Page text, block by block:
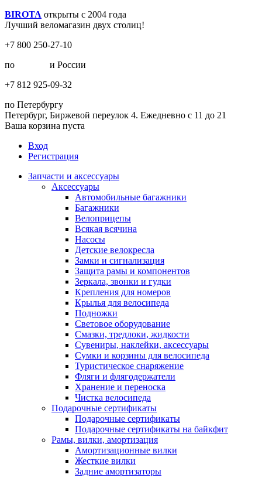
BIROTA открыты с 2004 года
Лучший веломагазин двух столиц!
+7 800 250-27-10
по
и России
+7 812 925-09-32
по Петербургу
Петербург, Биржевой переулок 4. Ежедневно с 11 до 21
Ваша корзина пуста
Вход
Регистрация
Запчасти и аксессуары
Аксессуары
Автомобильные багажники
Багажники
Велоприцепы
Всякая всячина
Насосы
Детские велокресла
Замки и сигнализация
Защита рамы и компонентов
Зеркала, звонки и гудки
Крепления для номеров
Крылья для велосипеда
Подножки
Световое оборудование
Смазки, тредлоки, жидкости
Сувениры, наклейки, аксессуары
Сумки и корзины для велосипеда
Туристическое снаряжение
Фляги и флягодержатели
Хранение и переноска
Чистка велосипеда
Подарочные сертификаты
Подарочные сертификаты
Подарочные сертификаты на байкфит
Рамы, вилки, амортизация
Амортизационные вилки
Жесткие вилки
Задние амортизаторы